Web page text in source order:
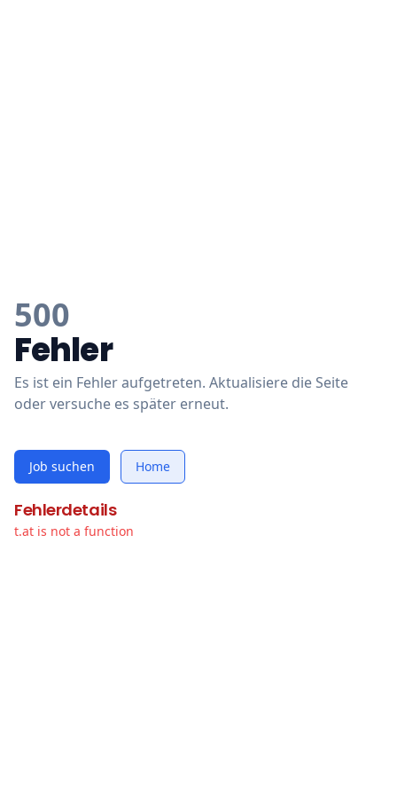
500
Fehler
Es ist ein Fehler aufgetreten. Aktualisiere die Seite
oder versuche es später erneut.
Job suchen Home
Fehlerdetails
t.at is not a function